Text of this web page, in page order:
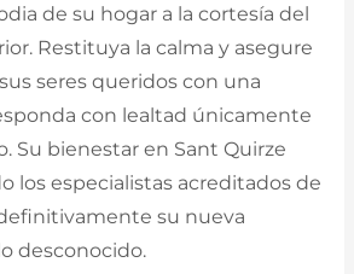
de su hogar a la cortesía del
Restituya la calma y asegure
seres queridos con una
con lealtad únicamente
Su bienestar en Sant Quirze
los especialistas acreditados de
su nueva
desconocido.